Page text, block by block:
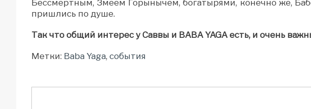
Бессмертным, Змеем Горынычем, богатырями, конечно же,
пришлись по душе.
Так что общий интерес у Саввы и BABA YAGA есть, и очень
Метки: Baba Yaga, события